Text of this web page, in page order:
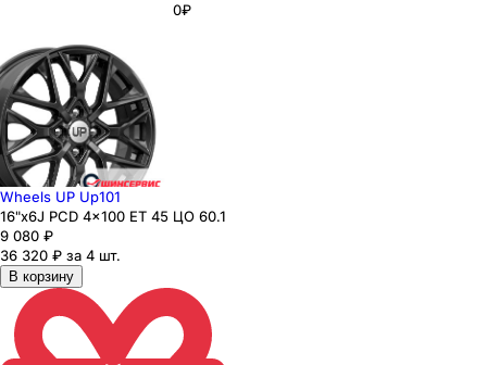
0₽
Wheels UP Up101
16"x6J PCD 4x100 ЕТ 45 ЦО 60.1
9 080 ₽
36 320 ₽ за 4 шт.
В корзину